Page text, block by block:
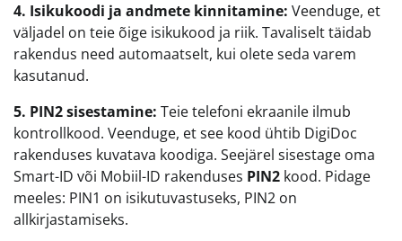
4. Isikukoodi ja andmete kinnitamine: Veenduge, et
väljadel on teie õige isikukood ja riik. Tavaliselt täidab
rakendus need automaatselt, kui olete seda varem
kasutanud.
5. PIN2 sisestamine: Teie telefoni ekraanile ilmub
kontrollkood. Veenduge, et see kood ühtib DigiDoc
rakenduses kuvatava koodiga. Seejärel sisestage oma
Smart-ID või Mobiil-ID rakenduses PIN2 kood. Pidage
meeles: PIN1 on isikutuvastuseks, PIN2 on
allkirjastamiseks.